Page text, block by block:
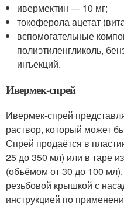
ивермектин — 10 мг;
токоферола ацетат
вспомогательные
полиэтиленгликоль,
инъекций.
Ивермек-спрей
Ивермек-спрей
раствор, который может
Спрей продаётся в
25 до 350 мл) или в таре
(объёмом от 30 до 100
резьбовой крышкой с
инструкцией по